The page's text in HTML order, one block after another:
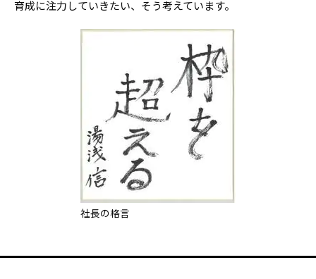
育成に注力していきたい、そう考えています。
社長の格言